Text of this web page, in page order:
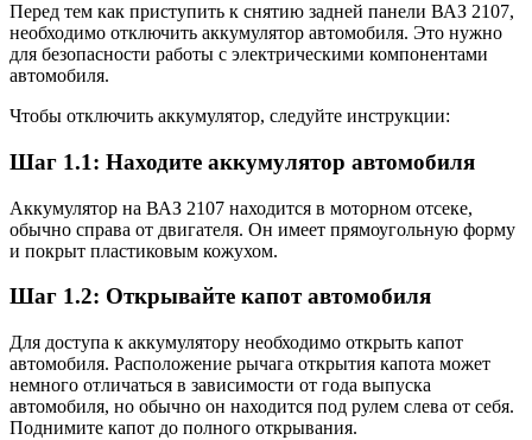
Перед тем как приступить к снятию задней панели ВАЗ 2107,
необходимо отключить аккумулятор автомобиля. Это нужно
для безопасности работы с электрическими компонентами
автомобиля.
Чтобы отключить аккумулятор, следуйте инструкции:
Шаг 1.1: Находите аккумулятор автомобиля
Аккумулятор на ВАЗ 2107 находится в моторном отсеке,
обычно справа от двигателя. Он имеет прямоугольную форму
и покрыт пластиковым кожухом.
Шаг 1.2: Открывайте капот автомобиля
Для доступа к аккумулятору необходимо открыть капот
автомобиля. Расположение рычага открытия капота может
немного отличаться в зависимости от года выпуска
автомобиля, но обычно он находится под рулем слева от себя.
Поднимите капот до полного открывания.